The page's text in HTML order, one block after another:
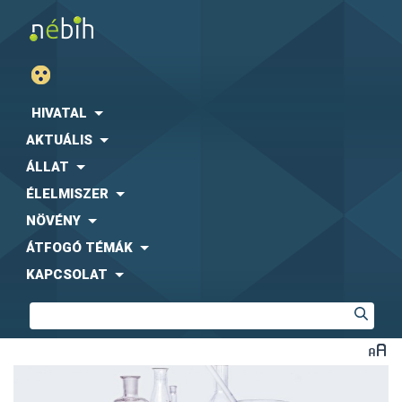
HIVATAL
AKTUÁLIS
ÁLLAT
ÉLELMISZER
NÖVÉNY
ÁTFOGÓ TÉMÁK
KAPCSOLAT